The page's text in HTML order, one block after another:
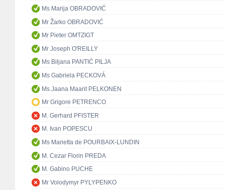
Ms Marija OBRADOVIĆ
Mr Žarko OBRADOVIĆ
Mr Pieter OMTZIGT
Mr Joseph O'REILLY
Ms Biljana PANTIĆ PILJA
Ms Gabriela PECKOVÁ
Ms Jaana Maarit PELKONEN
Mr Grigore PETRENCO
M. Gerhard PFISTER
M. Ivan POPESCU
Ms Marietta de POURBAIX-LUNDIN
M. Cezar Florin PREDA
M. Gabino PUCHE
Mr Volodymyr PYLYPENKO